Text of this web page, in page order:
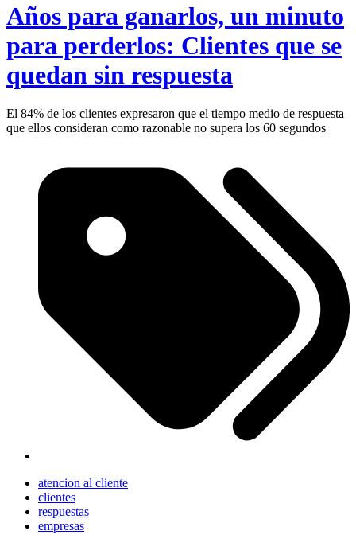
Años para ganarlos, un minuto
para perderlos: Clientes que se
quedan sin respuesta
El 84% de los clientes expresaron que el tiempo medio de respuesta
que ellos consideran como razonable no supera los 60 segundos
atencion al cliente
clientes
respuestas
empresas